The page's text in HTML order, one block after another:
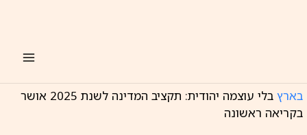
בארץ
בלי עוצמה יהודית: תקציב המדינה לשנת 2025 אושר
בקריאה ראשונה